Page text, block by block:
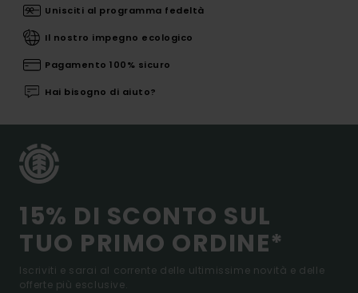
Unisciti al programma fedeltà
Il nostro impegno ecologico
Pagamento 100% sicuro
Hai bisogno di aiuto?
15% DI SCONTO SUL
TUO PRIMO ORDINE*
Iscriviti e sarai al corrente delle ultimissime novità e delle
offerte più esclusive.